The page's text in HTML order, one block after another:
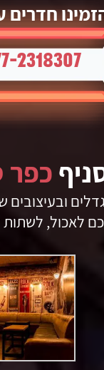
חדרים
2318307
לאכול, לשתות